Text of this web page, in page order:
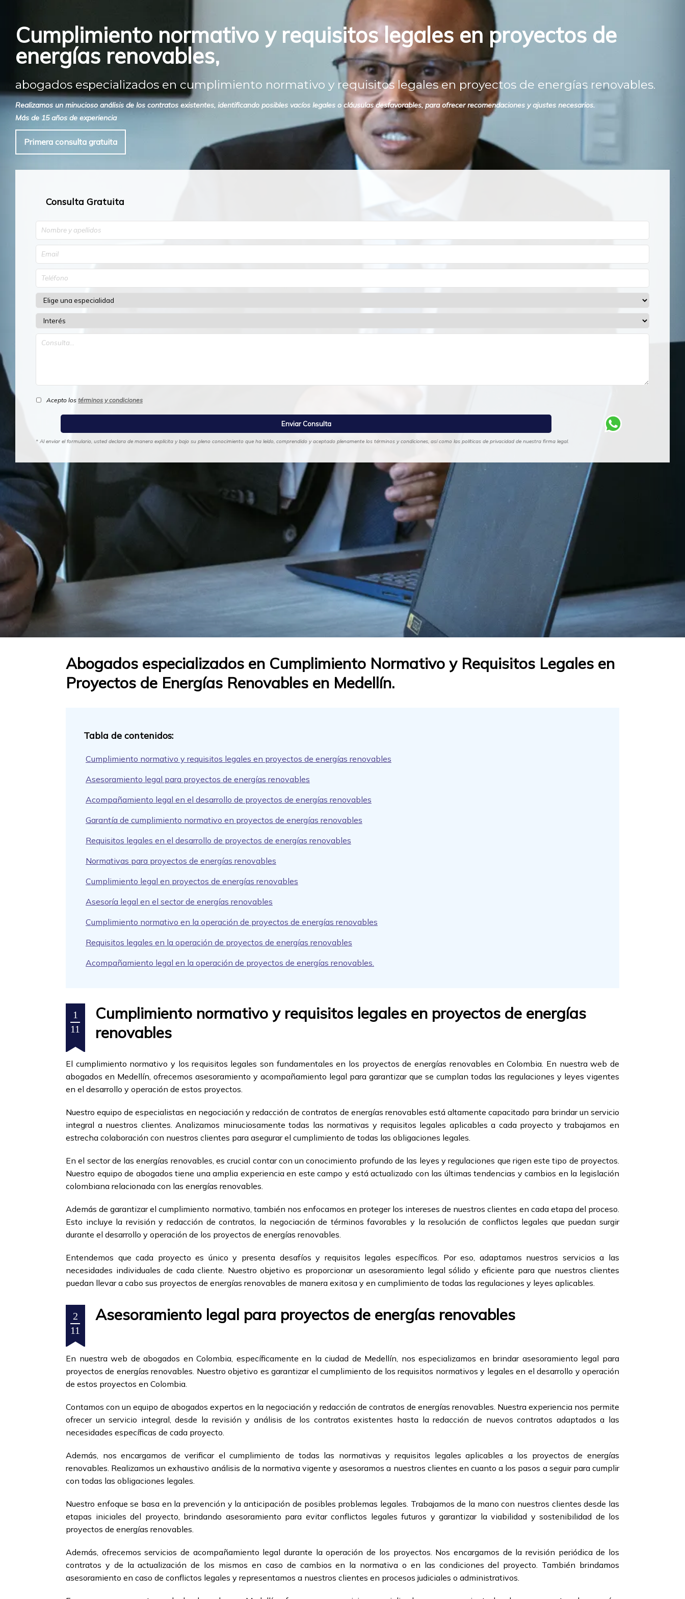
Cumplimiento normativo y requisitos legales en proyectos de
energías renovables,
abogados especializados en cumplimiento normativo y requisitos legales en proyectos de energías renovables.
Realizamos un minucioso análisis de los contratos existentes, identificando posibles vacíos legales o cláusulas desfavorables, para ofrecer recomendaciones y ajustes necesarios.
Más de 15 años de experiencia
Primera consulta gratuita
Consulta Gratuita
Acepto los términos y condiciones
* Al enviar el formulario, usted declara de manera explícita y bajo su pleno conocimiento que ha leído, comprendido y aceptado plenamente los términos y condiciones, así como las políticas de privacidad de nuestra firma legal.
Abogados especializados en Cumplimiento Normativo y Requisitos Legales en
Proyectos de Energías Renovables en Medellín.
Cumplimiento normativo y requisitos legales en proyectos de energías renovables
Asesoramiento legal para proyectos de energías renovables
Acompañamiento legal en el desarrollo de proyectos de energías renovables
Garantía de cumplimiento normativo en proyectos de energías renovables
Requisitos legales en el desarrollo de proyectos de energías renovables
Normativas para proyectos de energías renovables
Cumplimiento legal en proyectos de energías renovables
Asesoría legal en el sector de energías renovables
Cumplimiento normativo en la operación de proyectos de energías renovables
Requisitos legales en la operación de proyectos de energías renovables
Acompañamiento legal en la operación de proyectos de energías renovables.
1
11
Cumplimiento normativo y requisitos legales en proyectos de energías
renovables
El cumplimiento normativo y los requisitos legales son fundamentales en los proyectos de energías renovables en Colombia. En nuestra web de
abogados en Medellín, ofrecemos asesoramiento y acompañamiento legal para garantizar que se cumplan todas las regulaciones y leyes vigentes
en el desarrollo y operación de estos proyectos.
Nuestro equipo de especialistas en negociación y redacción de contratos de energías renovables está altamente capacitado para brindar un servicio
integral a nuestros clientes. Analizamos minuciosamente todas las normativas y requisitos legales aplicables a cada proyecto y trabajamos en
estrecha colaboración con nuestros clientes para asegurar el cumplimiento de todas las obligaciones legales.
En el sector de las energías renovables, es crucial contar con un conocimiento profundo de las leyes y regulaciones que rigen este tipo de proyectos.
Nuestro equipo de abogados tiene una amplia experiencia en este campo y está actualizado con las últimas tendencias y cambios en la legislación
colombiana relacionada con las energías renovables.
Además de garantizar el cumplimiento normativo, también nos enfocamos en proteger los intereses de nuestros clientes en cada etapa del proceso.
Esto incluye la revisión y redacción de contratos, la negociación de términos favorables y la resolución de conflictos legales que puedan surgir
durante el desarrollo y operación de los proyectos de energías renovables.
Entendemos que cada proyecto es único y presenta desafíos y requisitos legales específicos. Por eso, adaptamos nuestros servicios a las
necesidades individuales de cada cliente. Nuestro objetivo es proporcionar un asesoramiento legal sólido y eficiente para que nuestros clientes
puedan llevar a cabo sus proyectos de energías renovables de manera exitosa y en cumplimiento de todas las regulaciones y leyes aplicables.
2
11
Asesoramiento legal para proyectos de energías renovables
En nuestra web de abogados en Colombia, específicamente en la ciudad de Medellín, nos especializamos en brindar asesoramiento legal para
proyectos de energías renovables. Nuestro objetivo es garantizar el cumplimiento de los requisitos normativos y legales en el desarrollo y operación
de estos proyectos en Colombia.
Contamos con un equipo de abogados expertos en la negociación y redacción de contratos de energías renovables. Nuestra experiencia nos permite
ofrecer un servicio integral, desde la revisión y análisis de los contratos existentes hasta la redacción de nuevos contratos adaptados a las
necesidades específicas de cada proyecto.
Además, nos encargamos de verificar el cumplimiento de todas las normativas y requisitos legales aplicables a los proyectos de energías
renovables. Realizamos un exhaustivo análisis de la normativa vigente y asesoramos a nuestros clientes en cuanto a los pasos a seguir para cumplir
con todas las obligaciones legales.
Nuestro enfoque se basa en la prevención y la anticipación de posibles problemas legales. Trabajamos de la mano con nuestros clientes desde las
etapas iniciales del proyecto, brindando asesoramiento para evitar conflictos legales futuros y garantizar la viabilidad y sostenibilidad de los
proyectos de energías renovables.
Además, ofrecemos servicios de acompañamiento legal durante la operación de los proyectos. Nos encargamos de la revisión periódica de los
contratos y de la actualización de los mismos en caso de cambios en la normativa o en las condiciones del proyecto. También brindamos
asesoramiento en caso de conflictos legales y representamos a nuestros clientes en procesos judiciales o administrativos.